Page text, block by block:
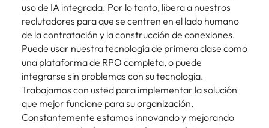
uso de IA integrada. Por lo tanto, libera a nuestros
reclutadores para que se centren en el lado humano
de la contratación y la construcción de conexiones.
Puede usar nuestra tecnología de primera clase como
una plataforma de RPO completa, o puede
integrarse sin problemas con su tecnología.
Trabajamos con usted para implementar la solución
que mejor funcione para su organización.
Constantemente estamos innovando y mejorando